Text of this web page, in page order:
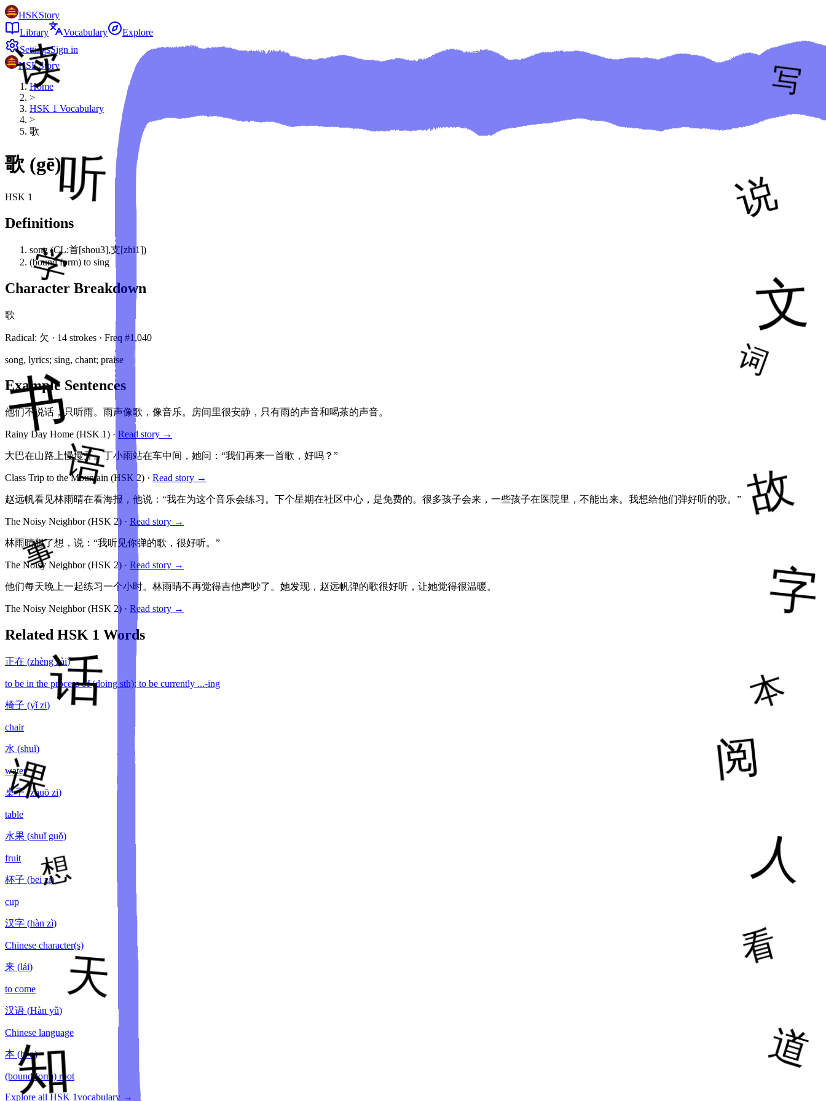
HSKStory
Library
Vocabulary
Explore
SettingsSign in
HSKStory
Home
>
HSK 1 Vocabulary
>
歌
歌 (gē)
HSK 1
Definitions
song (CL:首[shou3],支[zhi1])
(bound form) to sing
Character Breakdown
歌
Radical: 欠 · 14 strokes · Freq #1,040
song, lyrics; sing, chant; praise
Example Sentences
他们不说话，只听雨。雨声像歌，像音乐。房间里很安静，只有雨的声音和喝茶的声音。
Rainy Day Home (HSK 1) · Read story →
大巴在山路上慢慢开。丁小雨站在车中间，她问：“我们再来一首歌，好吗？”
Class Trip to the Mountain (HSK 2) · Read story →
赵远帆看见林雨晴在看海报，他说：“我在为这个音乐会练习。下个星期在社区中心，是免费的。很多孩子会来，一些孩子在医院里，不能出来。我想给他们弹好听的歌。”
The Noisy Neighbor(HSK 2) · Read story →
林雨晴想了想，说：“我听见你弹的歌，很好听。”
The Noisy Neighbor(HSK 2) · Read story →
他们每天晚上一起练习一个小时。林雨晴不再觉得吉他声吵了。她发现，赵远帆弹的歌很好听，让她觉得很温暖。
The Noisy Neighbor(HSK 2) · Read story →
Related HSK 1 Words
正在 (zhèng zài)
to be in the process of (doing sth); to be currently ...-ing
椅子 (yǐ zi)
chair
水 (shuǐ)
water
桌子 (zhuō zi)
table
水果 (shuǐ guǒ)
fruit
杯子 (bēi zi)
cup
汉字 (hàn zì)
Chinese character(s)
来 (lái)
to come
汉语 (Hàn yǔ)
Chinese language
本 (běn)
(bound form) root
Explore all HSK 1vocabulary →